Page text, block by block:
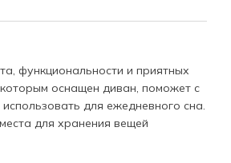
функциональности и приятных
оснащен диван, поможет с
для ежедневного сна.
для хранения вещей